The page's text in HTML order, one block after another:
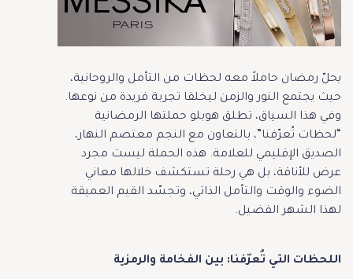
يحلّ رمضان حاملاً معه لحظات من التأمل والروحانية،
حيث يجتمع النور والزمن ليخلقا تجربة فريدة من نوعها.
وفي هذا السياق، تطلق هوبلو حملتها الرمضانية
“لحظات تُعرّفنا”، بالتعاون مع النجم معتصم النهار،
الصديق الإقليمي للعلامة. هذه الحملة ليست مجرد
عرض للأناقة، بل هي رحلة تستكشف خلالها معاني
الضوء والوقت والتأمل الذاتي، وتجسّد القيم العميقة
لهذا الشهر الفضيل.
اللحظات التي تُعرّفنا: بين الفخامة والرمزية